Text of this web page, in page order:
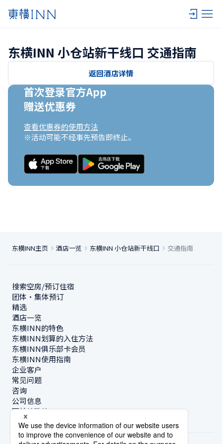
东横INN 小仓站新干线口 交通指南
返回酒店详情
首次登录官方App
赠送优惠券
查看优惠券的使用方法
※活动可能不经事先预告即终止。
东横INN主页 酒店一览 东横INN 小仓站新干线口 交通指南
搜索空房/预订住宿
团体・集体预订
精选
酒店一览
东横INN的特色
东横INN划算的入住方法
东横INN俱乐部卡会员
东横INN使用指南
企业客户
常见问题
咨询
公司信息
可持续政策